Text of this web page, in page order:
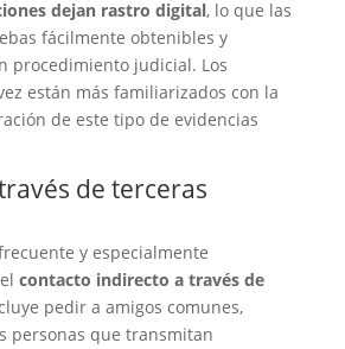
dejan rastro digital, lo que las
fácilmente obtenibles y
procedimiento judicial. Los
están más familiarizados con la
de este tipo de evidencias
de terceras
y especialmente
contacto indirecto a través de
pedir a amigos comunes,
personas que transmitan